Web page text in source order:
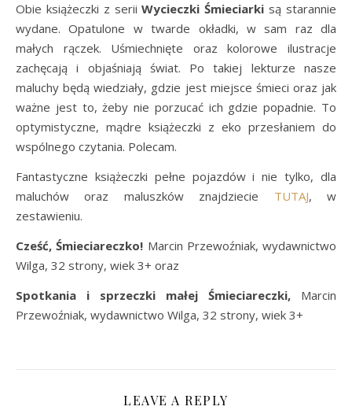
Obie książeczki z seriiWycieczki Śmieciarki są starannie
wydane. Opatulone w twarde okładki, w sam raz dla
małych rączek. Uśmiechnięte oraz kolorowe ilustracje
zachęcają i objaśniają świat. Po takiej lekturze nasze
maluchy będą wiedziały, gdzie jest miejsce śmieci oraz jak
ważne jest to, żeby nie porzucać ich gdzie popadnie. To
optymistyczne, mądre książeczki z eko przesłaniem do
wspólnego czytania. Polecam.
Fantastyczne książeczki pełne pojazdów i nie tylko, dla
maluchów oraz maluszków znajdziecie TUTAJ, w
zestawieniu.
Cześć, Śmieciareczko! Marcin Przewoźniak, wydawnictwo
Wilga, 32 strony, wiek 3+ oraz
Spotkania i sprzeczki małej Śmieciareczki, Marcin
Przewoźniak, wydawnictwo Wilga, 32 strony, wiek 3+
LEAVE A REPLY